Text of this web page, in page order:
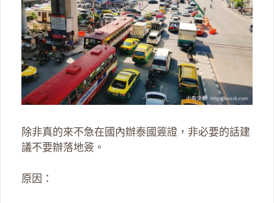
除非真的來不急在國內辦泰國簽證，非必要的話建
議不要辦落地簽。
原因：